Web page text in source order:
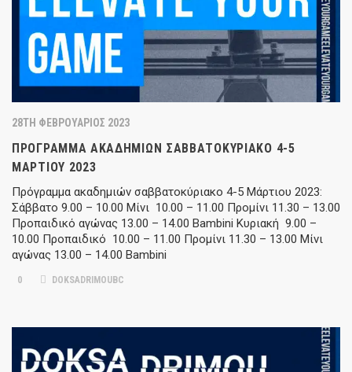
28TH ΦΕΒΡΟΥΆΡΙΟΣ 2023
ΠΡΌΓΡΑΜΜΑ ΑΚΑΔΗΜΙΏΝ ΣΑΒΒΑΤΟΚΎΡΙΑΚΟ 4-5
ΜΆΡΤΙΟΥ 2023
Πρόγραμμα ακαδημιών σαββατοκύριακο 4-5 Μάρτιου 2023:
Σάββατο 9.00 – 10.00 Μίνι 10.00 – 11.00 Προμίνι 11.30 – 13.00
Προπαιδικό αγώνας 13.00 – 14.00 Bambini Κυριακή 9.00 –
10.00 Προπαιδικό 10.00 – 11.00 Προμίνι 11.30 – 13.00 Μίνι
αγώνας 13.00 – 14.00 Bambini
0 DOKSADRIMOUBC